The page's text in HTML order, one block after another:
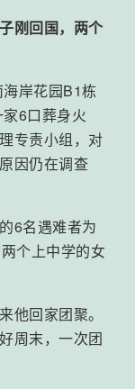
刚回国，两个
岸花园B1栋
6口葬身火
专责小组，对
因仍在调查
6名遇难者为
个上中学的女
他回家团聚。
周末，一次团